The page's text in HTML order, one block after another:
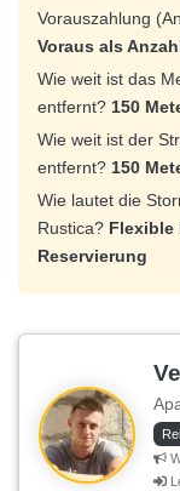
Vorauszahlung
Voraus als
Wie weit ist das
entfernt? 150
Wie weit ist der
entfernt? 150
Wie lautet die
Rustica? Flexible
Reservierung